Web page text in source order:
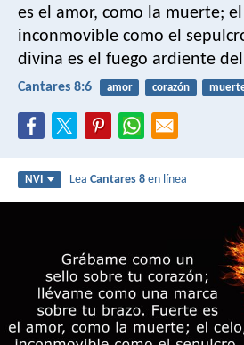
es el amor, como la muerte;
inconmovible como el
divina es el fuego ardiente
Cantares 8:6 amor corazón
NVI LeaCantares 8 en línea